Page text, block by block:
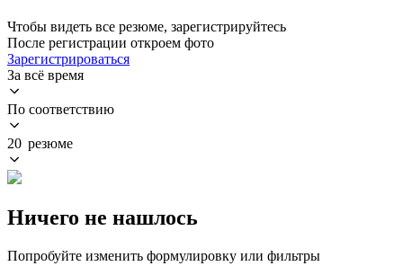
Чтобы видеть все резюме, зарегистрируйтесь
После регистрации откроем фото
Зарегистрироваться
За всё время
По соответствию
20 резюме
Ничего не нашлось
Попробуйте изменить формулировку или фильтры